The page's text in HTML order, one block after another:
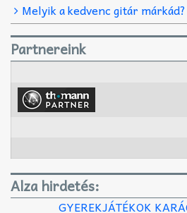
Melyik a kedvenc gitár márkád?
Partnereink
Alza hirdetés:
GYEREKJÁTÉKOK